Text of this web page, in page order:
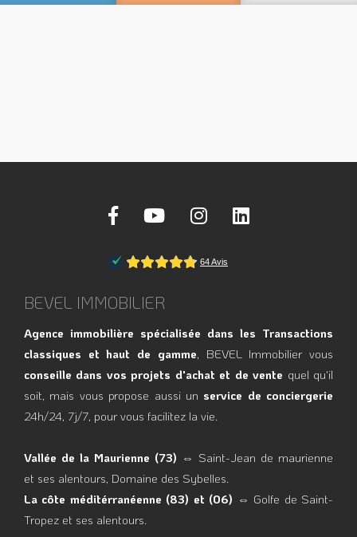
BEVEL IMMOBILIER
Agence immobilière spécialisée dans les Transactions
classiques et haut de gamme, BEVEL Immobilier vous
conseille dans vos projets d'achat et de vente quel qu'il
soit, mais vous propose aussi un service de conciergerie
24h/24, 7j/7, pour vous facilitez la vie.
Vallée de la Maurienne (73) ⇔ Saint-Jean de maurienne
et ses alentours, Domaine des Sybelles.
La côte méditérranéenne (83) et (06) ⇔ Golfe de Saint-
Tropez et ses alentours.